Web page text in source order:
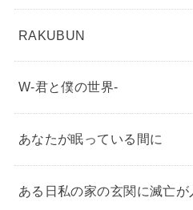
RAKUBUN
W-君と僕の世界-
あなたが眠っている間に
ある日私の家の玄関に滅亡が